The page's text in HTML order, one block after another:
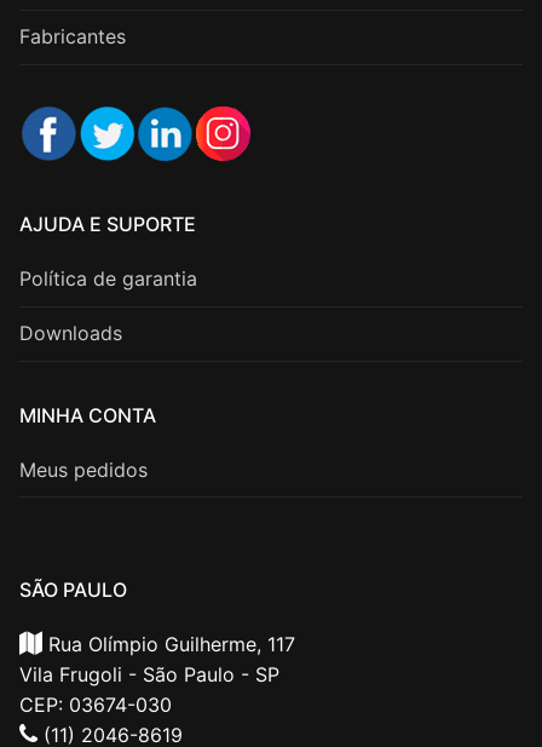
Fabricantes
AJUDA E SUPORTE
Política de garantia
Downloads
MINHA CONTA
Meus pedidos
SÃO PAULO
Rua Olímpio Guilherme, 117
Vila Frugoli - São Paulo - SP
CEP: 03674-030
(11) 2046-8619